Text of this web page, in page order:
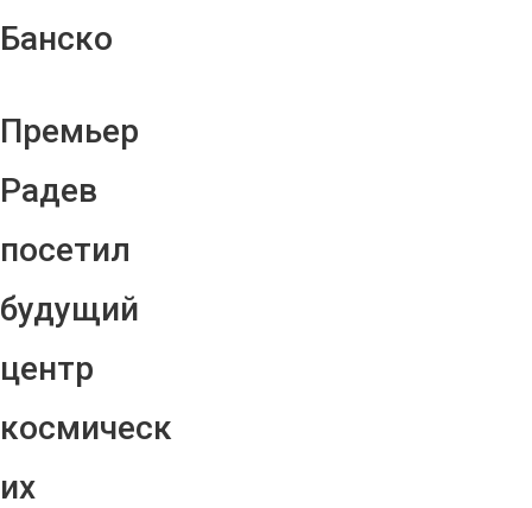
Банско
Премьер
Радев
посетил
будущий
центр
космическ
их